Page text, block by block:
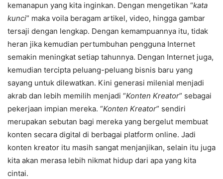
kemanapun yang kita inginkan. Dengan mengetikan “kata
kunci” maka voila beragam artikel, video, hingga gambar
tersaji dengan lengkap. Dengan kemampuannya itu, tidak
heran jika kemudian pertumbuhan pengguna Internet
semakin meningkat setiap tahunnya. Dengan Internet juga,
kemudian tercipta peluang-peluang bisnis baru yang
sayang untuk dilewatkan. Kini generasi milenial menjadi
akrab dan lebih memilih menjadi “Konten Kreator” sebagai
pekerjaan impian mereka. “Konten Kreator” sendiri
merupakan sebutan bagi mereka yang bergelut membuat
konten secara digital di berbagai platform online. Jadi
konten kreator itu masih sangat menjanjikan, selain itu juga
kita akan merasa lebih nikmat hidup dari apa yang kita
cintai.